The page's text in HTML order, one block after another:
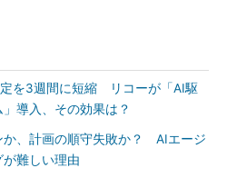
を3週間に短縮 リコーが「AI駆
導入、その効果は？
か、計画の順守失敗か？ AIエージ
が難しい理由